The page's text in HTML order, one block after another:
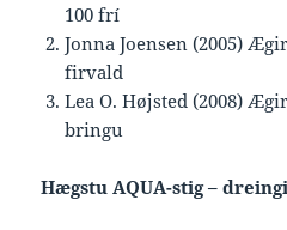
100 frí
Jonna Joensen (2005)
firvald
Lea O. Højsted (2008)
bringu
Hægstu AQUA-stig –